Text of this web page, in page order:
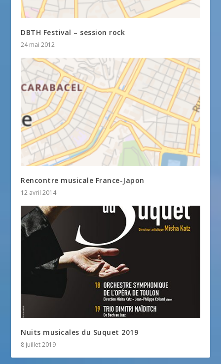
DBTH Festival – session rock
24 mai 2012
Rencontre musicale France-Japon
12 avril 2014
Nuits musicales du Suquet 2019
8 juillet 2019